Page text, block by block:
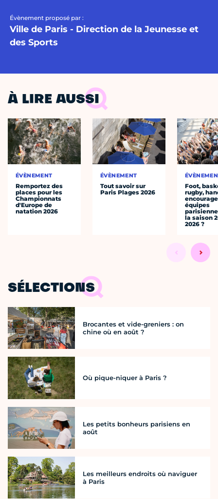
Évènement proposé par :
Ville de Paris - Direction de la Jeunesse et
des Sports
À LIRE AUSSI
ÉVÈNEMENT
Remportez des
places pour les
Championnats
d'Europe de
natation 2026
ÉVÈNEMENT
Tout savoir sur
Paris Plages 2026
Foot,
rugby,
équipes
la saison
2026 ?
SÉLECTIONS
Brocantes et vide-greniers : on
chine où en août ?
Où pique-niquer à Paris ?
Les petits bonheurs parisiens en
août
Les meilleurs endroits où naviguer
à Paris